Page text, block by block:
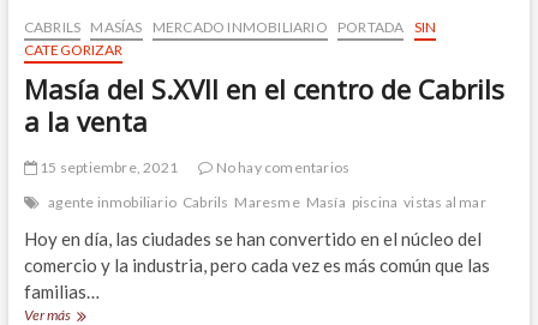
CABRILS MASÍAS MERCADO INMOBILIARIO PORTADA SIN
CATEGORIZAR
Masía del S.XVII en el centro de Cabrils
a la venta
15 septiembre, 2021
No hay comentarios
agente inmobiliario Cabrils Maresme Masía piscina vistas al mar
Hoy en día, las ciudades se han convertido en el núcleo del
comercio y la industria, pero cada vez es más común que las
familias…
Ver másMasía